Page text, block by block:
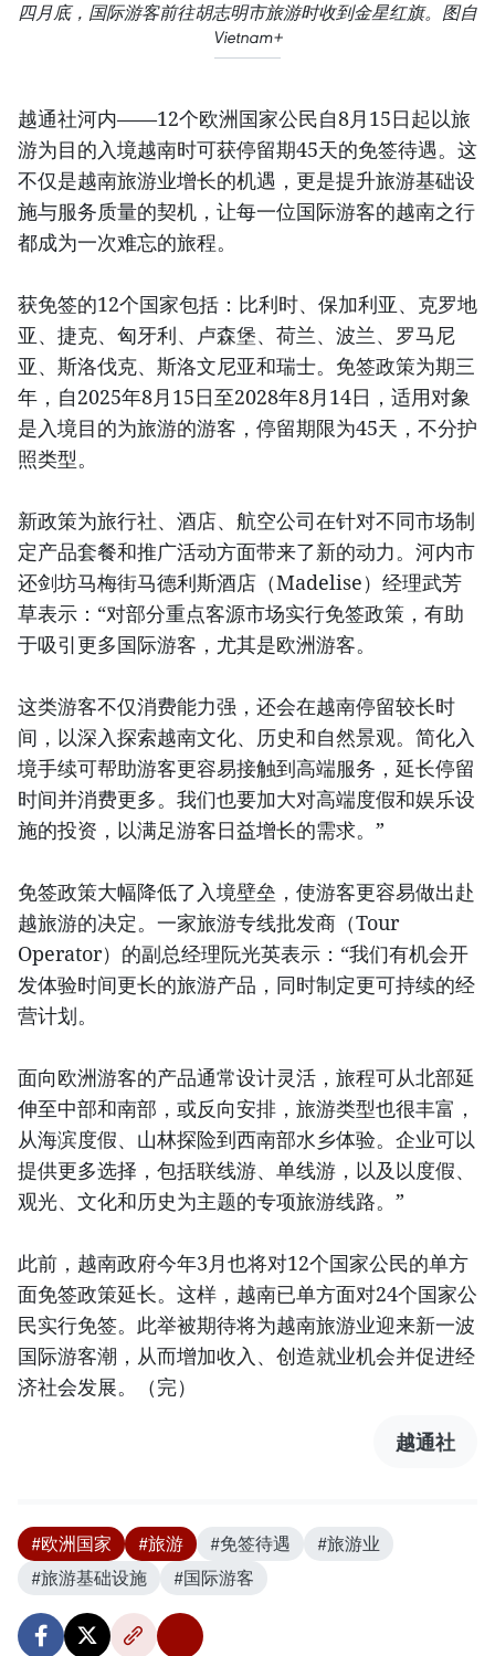
四月底，国际游客前往胡志明市旅游时收到金星红旗。图自
Vietnam+
越通社河内——12个欧洲国家公民自8月15日起以旅
游为目的入境越南时可获停留期45天的免签待遇。这
不仅是越南旅游业增长的机遇，更是提升旅游基础设
施与服务质量的契机，让每一位国际游客的越南之行
都成为一次难忘的旅程。
获免签的12个国家包括：比利时、保加利亚、克罗地
亚、捷克、匈牙利、卢森堡、荷兰、波兰、罗马尼
亚、斯洛伐克、斯洛文尼亚和瑞士。免签政策为期三
年，自2025年8月15日至2028年8月14日，适用对象
是入境目的为旅游的游客，停留期限为45天，不分护
照类型。
新政策为旅行社、酒店、航空公司在针对不同市场制
定产品套餐和推广活动方面带来了新的动力。河内市
还剑坊马梅街马德利斯酒店（Madelise）经理武芳
草表示：“对部分重点客源市场实行免签政策，有助
于吸引更多国际游客，尤其是欧洲游客。
这类游客不仅消费能力强，还会在越南停留较长时
间，以深入探索越南文化、历史和自然景观。简化入
境手续可帮助游客更容易接触到高端服务，延长停留
时间并消费更多。我们也要加大对高端度假和娱乐设
施的投资，以满足游客日益增长的需求。”
免签政策大幅降低了入境壁垒，使游客更容易做出赴
越旅游的决定。一家旅游专线批发商（Tour
Operator）的副总经理阮光英表示：“我们有机会开
发体验时间更长的旅游产品，同时制定更可持续的经
营计划。
面向欧洲游客的产品通常设计灵活，旅程可从北部延
伸至中部和南部，或反向安排，旅游类型也很丰富，
从海滨度假、山林探险到西南部水乡体验。企业可以
提供更多选择，包括联线游、单线游，以及以度假、
观光、文化和历史为主题的专项旅游线路。”
此前，越南政府今年3月也将对12个国家公民的单方
面免签政策延长。这样，越南已单方面对24个国家公
民实行免签。此举被期待将为越南旅游业迎来新一波
国际游客潮，从而增加收入、创造就业机会并促进经
济社会发展。（完）
越通社
#欧洲国家 #旅游 #免签待遇
#旅游业
#旅游基础设施
#国际游客